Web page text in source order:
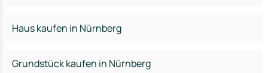
Haus kaufen in Nürnberg
Grundstück kaufen in Nürnberg